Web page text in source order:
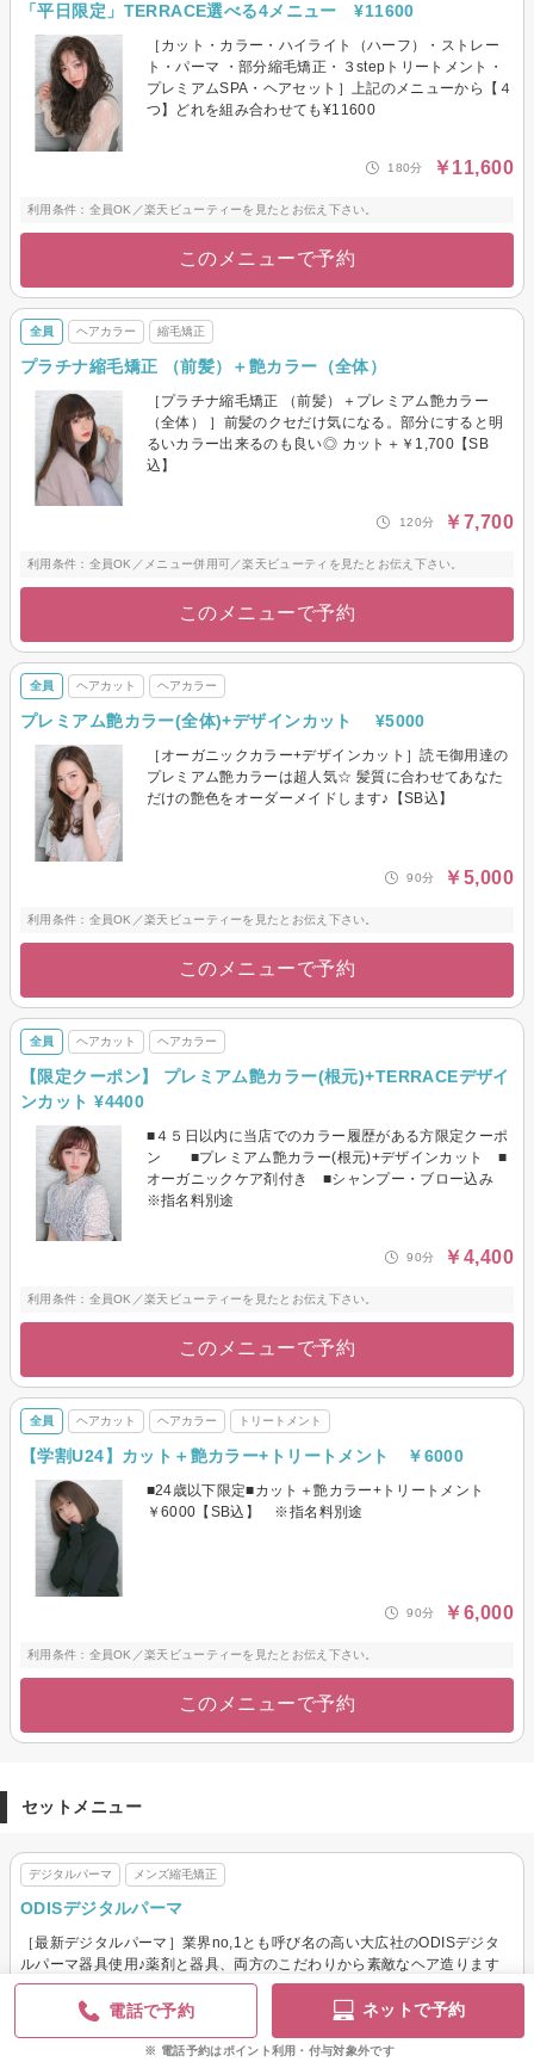
「平日限定」TERRACE選べる4メニュー ¥11600
［カット・カラー・ハイライト（ハーフ）・ストレー
ト・パーマ ・部分縮毛矯正・３stepトリートメント・
プレミアムSPA・ヘアセット］上記のメニューから【４
つ】どれを組み合わせても¥11600
180分 ￥11,600
利用条件：全員OK／楽天ビューティーを見たとお伝え下さい。
このメニューで予約
全員 ヘアカラー 縮毛矯正
プラチナ縮毛矯正 （前髪）＋艶カラー（全体）
［プラチナ縮毛矯正 （前髪）＋プレミアム艶カラー
（全体） ］前髪のクセだけ気になる。部分にすると明
るいカラー出来るのも良い◎ カット＋￥1,700【SB
込】
120分 ￥7,700
利用条件：全員OK／メニュー併用可／楽天ビューティを見たとお伝え下さい。
このメニューで予約
全員 ヘアカット ヘアカラー
プレミアム艶カラー(全体)+デザインカット ¥5000
［オーガニックカラー+デザインカット］読モ御用達の
プレミアム艶カラーは超人気☆ 髪質に合わせてあなた
だけの艶色をオーダーメイドします♪【SB込】
90分 ￥5,000
利用条件：全員OK／楽天ビューティーを見たとお伝え下さい。
このメニューで予約
全員 ヘアカット ヘアカラー
【限定クーポン】 プレミアム艶カラー(根元)+TERRACEデザイ
ンカット ¥4400
■４５日以内に当店でのカラー履歴がある方限定クーポ
ン ■プレミアム艶カラー(根元)+デザインカット ■
オーガニックケア剤付き ■シャンプー・ブロー込み
※指名料別途
90分 ￥4,400
利用条件：全員OK／楽天ビューティーを見たとお伝え下さい。
このメニューで予約
全員 ヘアカット ヘアカラー トリートメント
【学割U24】カット＋艶カラー+トリートメント ￥6000
■24歳以下限定■カット＋艶カラー+トリートメント
￥6000【SB込】 ※指名料別途
90分 ￥6,000
利用条件：全員OK／楽天ビューティーを見たとお伝え下さい。
このメニューで予約
セットメニュー
デジタルパーマ メンズ縮毛矯正
ODISデジタルパーマ
［最新デジタルパーマ］業界no,1とも呼び名の高い大広社のODISデジタ
ルパーマ器具使用♪薬剤と器具、両方のこだわりから素敵なヘア造ります
【SB込】
120分 ￥7,700
電話で予約 ネットで予約
電話予約はポイント利用・付与対象外です